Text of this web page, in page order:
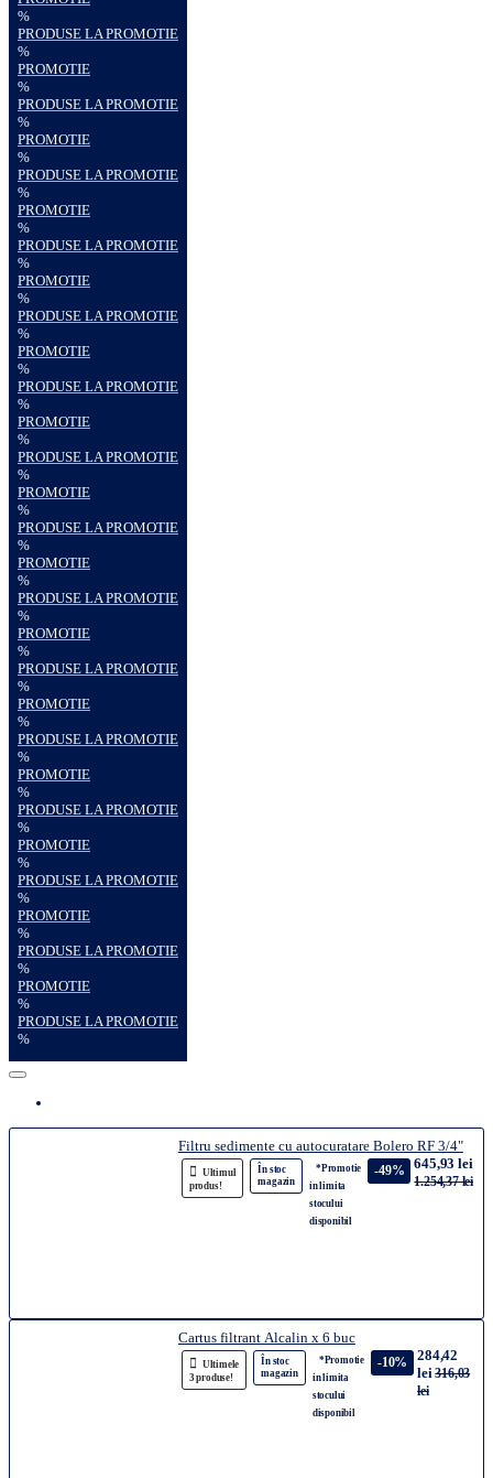
%
PRODUSE LA PROMOTIE
%
PROMOTIE
%
PRODUSE LA PROMOTIE
%
PROMOTIE
%
PRODUSE LA PROMOTIE
%
PROMOTIE
%
PRODUSE LA PROMOTIE
%
PROMOTIE
%
PRODUSE LA PROMOTIE
%
PROMOTIE
%
PRODUSE LA PROMOTIE
%
PROMOTIE
%
PRODUSE LA PROMOTIE
%
PROMOTIE
%
PRODUSE LA PROMOTIE
%
PROMOTIE
%
PRODUSE LA PROMOTIE
%
PROMOTIE
%
PRODUSE LA PROMOTIE
%
PROMOTIE
%
PRODUSE LA PROMOTIE
%
PROMOTIE
%
PRODUSE LA PROMOTIE
%
PROMOTIE
%
PRODUSE LA PROMOTIE
%
PROMOTIE
%
PRODUSE LA PROMOTIE
%
PROMOTIE
%
PRODUSE LA PROMOTIE
%
Filtru sedimente cu autocuratare Bolero RF 3/4"
Ultimul
produs!
În stoc
magazin
*Promotie
in limita
stocului
disponibil
-49% 645,93 lei
1.254,37 lei
Cartus filtrant Alcalin x 6 buc
Ultimele
3 produse!
În stoc
magazin
*Promotie
in limita
stocului
disponibil
-10%
284,42
lei 316,03
lei